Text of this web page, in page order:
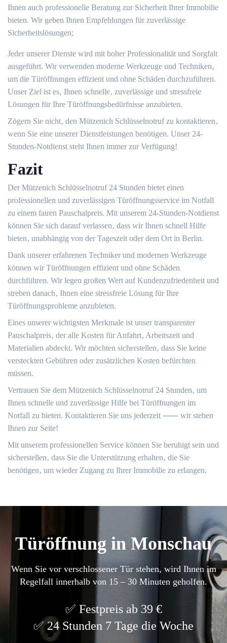
Ihnen auch professionelle Beratung zur Sicherheit Ihrer Immobilie
bieten.​ Wir geben Ihnen Empfehlungen für zuverlässige
Sicherheitslösungen;
Jeder unserer Dienste wird mit hoher Professionalität und Sorgfalt
ausgeführt.​ Wir verwenden moderne Werkzeuge und Techniken‚
um die Türöffnungen effizient und ohne Schäden durchzuführen.​
Unser Ziel ist es‚ Ihnen schnelle‚ zuverlässige und stressfreie
Lösungen für Ihre Türöffnungsbedürfnisse anzubieten.​
Zögern Sie nicht‚ den Mützenich Schlüsselnotruf zu kontaktieren‚
wenn Sie eine unserer Dienstleistungen benötigen. Unser 24-
Stunden-Notdienst steht Ihnen immer zur Verfügung!​
Fazit
Der Mützenich Schlüsselnotruf 24 Stunden bietet einen
professionellen und zuverlässigen Türöffnungsservice im Notfall
zu einem fairen Pauschalpreis.​ Mit unserem 24-Stunden-Notdienst
können Sie sich darauf verlassen‚ dass wir Ihnen schnell Hilfe
bieten‚ unabhängig von der Tageszeit oder dem Ort in Berlin.​
Dank unserer erfahrenen Techniker und modernen Werkzeuge
können wir Türöffnungen effizient und ohne Schäden
durchführen.​ Wir legen großen Wert auf Kundenzufriedenheit und
streben danach‚ Ihnen eine stressfreie Lösung für Ihre
Türöffnungsprobleme anzubieten.​
Eines unserer wichtigsten Merkmale ist unser transparenter
Pauschalpreis‚ der alle Kosten für Anfahrt‚ Arbeitszeit und
Materialien abdeckt.​ Wir möchten sicherstellen‚ dass Sie keine
versteckten Gebühren oder zusätzlichen Kosten befürchten
müssen.
Vertrauen Sie dem Mützenich Schlüsselnotruf 24 Stunden‚ um
Ihnen schnelle und zuverlässige Hilfe bei Türöffnungen im
Notfall zu bieten. Kontaktieren Sie uns jederzeit ⸺ wir stehen
Ihnen zur Seite!
Mit unserem professionellen Service können Sie beruhigt sein und
sicherstellen‚ dass Sie die Unterstützung erhalten‚ die Sie
benötigen‚ um wieder Zugang zu Ihrer Immobilie zu erlangen.​
Türöffnung in Monschau
Wenn Sie vor verschlossener Tür stehen, wird Ihnen im
Regelfall innerhalb von 15 – 30 Minuten geholfen.
Festpreis ab 39 €
24 Stunden 7 Tage die Woche